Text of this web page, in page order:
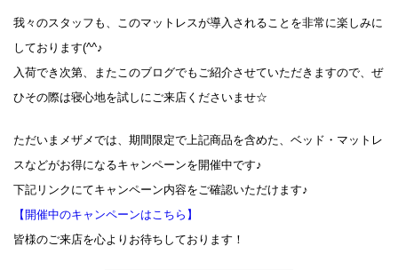
我々のスタッフも、このマットレスが導入されることを非常に楽しみに
しております(^^♪
入荷でき次第、またこのブログでもご紹介させていただきますので、ぜ
ひその際は寝心地を試しにご来店くださいませ☆
ただいまメザメでは、期間限定で上記商品を含めた、ベッド・マットレ
スなどがお得になるキャンペーンを開催中です♪
下記リンクにてキャンペーン内容をご確認いただけます♪
【開催中のキャンペーンはこちら】
皆様のご来店を心よりお待ちしております！